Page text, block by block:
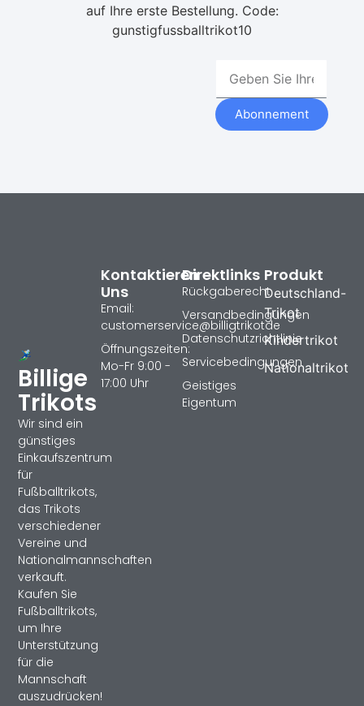
auf Ihre erste Bestellung. Code:
gunstigfussballtrikot10
Abonnement
Billige
Trikots
Wir sind ein
günstiges
Einkaufszentrum
für
Fußballtrikots,
das Trikots
verschiedener
Vereine und
Nationalmannschaften
verkauft.
Kaufen Sie
Fußballtrikots,
um Ihre
Unterstützung
für die
Mannschaft
auszudrücken!
Produkt
Deutschland-
Trikot
Kindertrikot
Nationaltrikot
Direktlinks
Rückgaberecht
Versandbedingungen
Datenschutzrichtlinie
Servicebedingungen
Geistiges
Eigentum
Kontaktieren
Uns
Email:
customerservice@billigtrikotde
Öffnungszeiten:
Mo-Fr 9:00 -
17:00 Uhr